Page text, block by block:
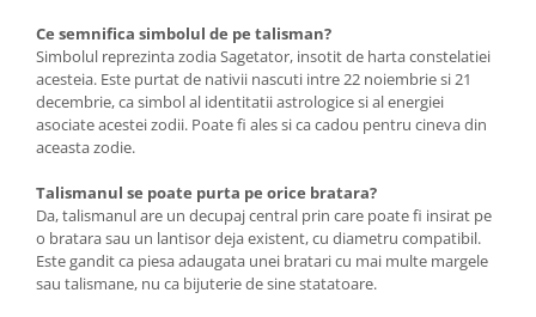
Ce semnifica simbolul de pe talisman?
Simbolul reprezinta zodia Sagetator, insotit de harta constelatiei
acesteia. Este purtat de nativii nascuti intre 22 noiembrie si 21
decembrie, ca simbol al identitatii astrologice si al energiei
asociate acestei zodii. Poate fi ales si ca cadou pentru cineva din
aceasta zodie.
Talismanul se poate purta pe orice bratara?
Da, talismanul are un decupaj central prin care poate fi insirat pe
o bratara sau un lantisor deja existent, cu diametru compatibil.
Este gandit ca piesa adaugata unei bratari cu mai multe margele
sau talismane, nu ca bijuterie de sine statatoare.